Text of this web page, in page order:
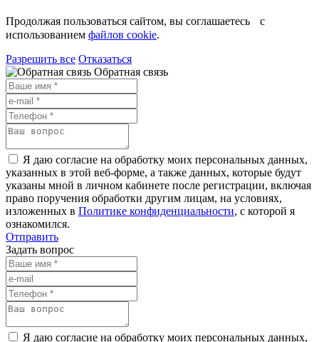
Продолжая пользоваться сайтом, вы соглашаетесь с
использованием файлов cookie.
Разрешить все Отказаться
Обратная связь
Я даю согласие на обработку моих персональных данных,
указанных в этой веб-форме, а также данных, которые будут
указаны мной в личном кабинете после регистрации, включая
право поручения обработки другим лицам, на условиях,
изложенных в Политике конфиденциальности, с которой я
ознакомился.
Отправить
Задать вопрос
Я даю согласие на обработку моих персональных данных,